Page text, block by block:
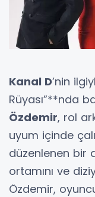
Kanal D’nin
Rüyası”**nda
Özdemir, rol
uyum içinde
düzenlenen bir
ortamını ve
Özdemir,